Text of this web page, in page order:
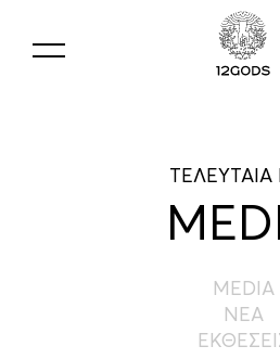
MEDIA
ΝΕΑ